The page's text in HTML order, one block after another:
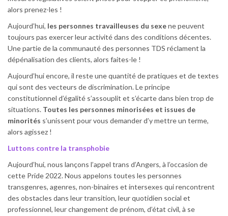
alors prenez-les !
Aujourd’hui, les personnes travailleuses du sexene peuvent
toujours pas exercer leur activité dans des conditions décentes.
Une partie de la communauté des personnes TDS réclament la
dépénalisation des clients, alors faites-le !
Aujourd’hui encore, il reste une quantité de pratiques et de textes
qui sont des vecteurs de discrimination. Le principe
constitutionnel d’égalité s’assouplit et s’écarte dans bien trop de
situations. Toutes les personnes minorisées et issues de
minorités s’unissent pour vous demander d’y mettre un terme,
alors agissez !
Luttons contre la transphobie
Aujourd’hui, nous lançons l’appel trans d’Angers, à l’occasion de
cette Pride 2022. Nous appelons toutes les personnes
transgenres, agenres, non-binaires et intersexes qui rencontrent
des obstacles dans leur transition, leur quotidien social et
professionnel, leur changement de prénom, d’état civil, à se